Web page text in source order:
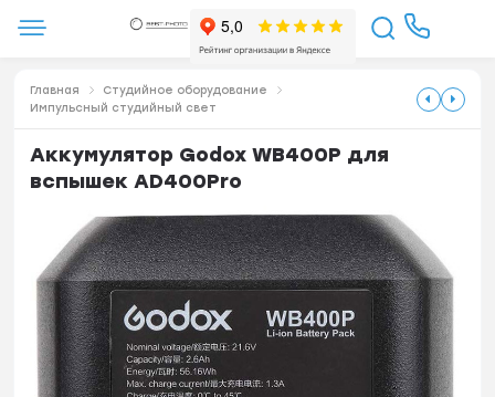
Главная
Студийное оборудование
Импульсный студийный свет
Аккумулятор Godox WB400P для
вспышек AD400Pro